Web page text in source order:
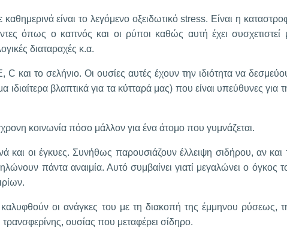
είναι το λεγόμενο οξειδωτικό stress. Είναι η
όπως ο καπνός και οι ρύποι καθώς αυτή έχει συσχετιστεί
διαταραχές κ.α.
και το σελήνιο. Οι ουσίες αυτές έχουν την ιδιότητα να
ιδιαίτερα βλαπτικά για τα κύτταρά μας) που είναι υπεύθυνες για
κοινωνία πόσο μάλλον για ένα άτομο που γυμνάζεται.
και οι έγκυες. Συνήθως παρουσιάζουν έλλειψη σιδήρου, αν και
πάντα αναιμία. Αυτό συμβαίνει γιατί μεγαλώνει ο όγκος
οι ανάγκες του με τη διακοπή της έμμηνου ρύσεως,
ουσίας που μεταφέρει σίδηρο.